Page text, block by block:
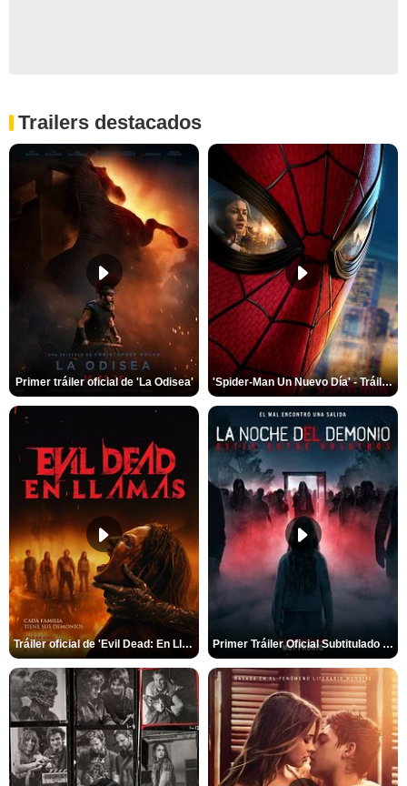
Trailers destacados
Primer tráiler oficial de 'La Odisea' 'Spider-Man Un Nuevo Día' - Tráiler oficial subtitulado
Tráiler oficial de 'Evil Dead: En Llamas' Primer Tráiler Oficial Subtitulado de 'La Noche Del Demonio: Están Entre Nosotros'